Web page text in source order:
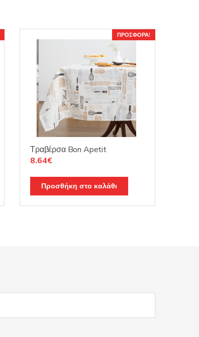
ΠΡΟΣΦΟΡΆ!
Τραβέρσα Bon Apetit
Original
was:
10.15€.
8.64€Η
τιμή
είναι:
8.64€.
Προσθήκη στο καλάθι